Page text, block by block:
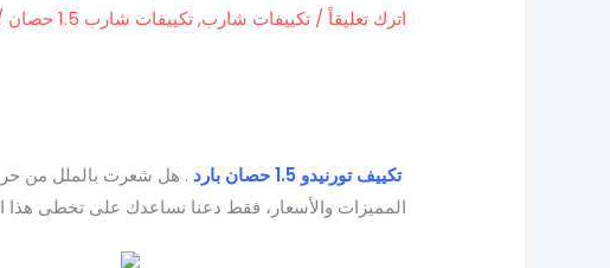
اترك تعليقاً /تكييفات شارب,تكييفات شارب 1.5 حصان
تكييف تورنيدو 1.5 حصان بارد
. هل شعرت بالملل من حر
المميزات والأسعار، فقط دعنا نساعدك على تخطى